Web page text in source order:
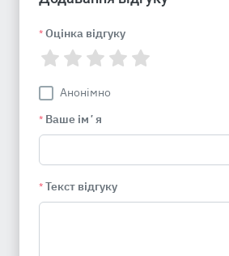
* Оцінка відгуку
Анонімно
* Ваше імʼя
* Текст відгуку